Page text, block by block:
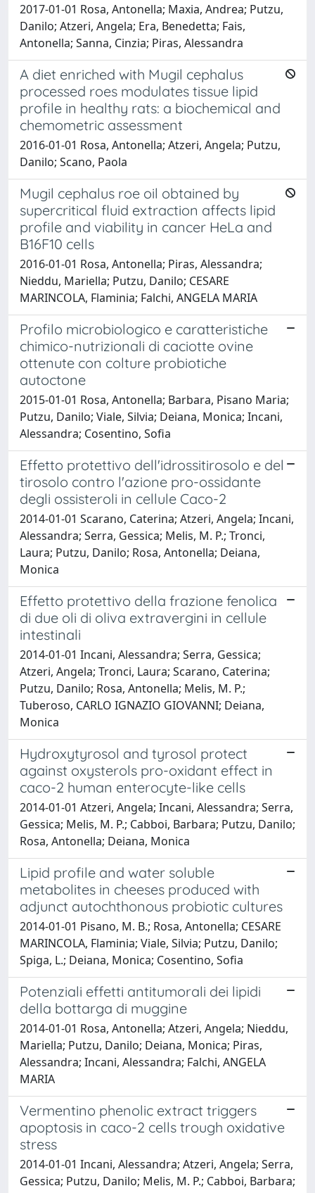
2017-01-01 Rosa, Antonella; Maxia, Andrea; Putzu,
Danilo; Atzeri, Angela; Era, Benedetta; Fais,
Antonella; Sanna, Cinzia; Piras, Alessandra
A diet enriched with Mugil cephalus
processed roes modulates tissue lipid
profile in healthy rats: a biochemical and
chemometric assessment
2016-01-01 Rosa, Antonella; Atzeri, Angela; Putzu,
Danilo; Scano, Paola
Mugil cephalus roe oil obtained by
supercritical fluid extraction affects lipid
profile and viability in cancer HeLa and
B16F10 cells
2016-01-01 Rosa, Antonella; Piras, Alessandra;
Nieddu, Mariella; Putzu, Danilo; CESARE
MARINCOLA, Flaminia; Falchi, ANGELA MARIA
Profilo microbiologico e caratteristiche
chimico-nutrizionali di caciotte ovine
ottenute con colture probiotiche
autoctone
2015-01-01 Rosa, Antonella; Barbara, Pisano Maria;
Putzu, Danilo; Viale, Silvia; Deiana, Monica; Incani,
Alessandra; Cosentino, Sofia
Effetto protettivo dell'idrossitirosolo e del
tirosolo contro l'azione pro-ossidante
degli ossisteroli in cellule Caco-2
2014-01-01 Scarano, Caterina; Atzeri, Angela; Incani,
Alessandra; Serra, Gessica; Melis, M. P.; Tronci,
Laura; Putzu, Danilo; Rosa, Antonella; Deiana,
Monica
Effetto protettivo della frazione fenolica
di due oli di oliva extravergini in cellule
intestinali
2014-01-01 Incani, Alessandra; Serra, Gessica;
Atzeri, Angela; Tronci, Laura; Scarano, Caterina;
Putzu, Danilo; Rosa, Antonella; Melis, M. P.;
Tuberoso, CARLO IGNAZIO GIOVANNI; Deiana,
Monica
Hydroxytyrosol and tyrosol protect
against oxysterols pro-oxidant effect in
caco-2 human enterocyte-like cells
2014-01-01 Atzeri, Angela; Incani, Alessandra; Serra,
Gessica; Melis, M. P.; Cabboi, Barbara; Putzu, Danilo;
Rosa, Antonella; Deiana, Monica
Lipid profile and water soluble
metabolites in cheeses produced with
adjunct autochthonous probiotic cultures
2014-01-01 Pisano, M. B.; Rosa, Antonella; CESARE
MARINCOLA, Flaminia; Viale, Silvia; Putzu, Danilo;
Spiga, L.; Deiana, Monica; Cosentino, Sofia
Potenziali effetti antitumorali dei lipidi
della bottarga di muggine
2014-01-01 Rosa, Antonella; Atzeri, Angela; Nieddu,
Mariella; Putzu, Danilo; Deiana, Monica; Piras,
Alessandra; Incani, Alessandra; Falchi, ANGELA
MARIA
Vermentino phenolic extract triggers
apoptosis in caco-2 cells trough oxidative
stress
2014-01-01 Incani, Alessandra; Atzeri, Angela; Serra,
Gessica; Putzu, Danilo; Melis, M. P.; Cabboi, Barbara;